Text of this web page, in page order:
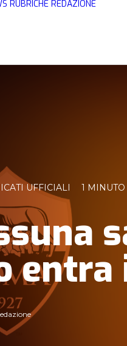
RUBRICHE REDAZIONE
UFFICIALI 1 MINUTO